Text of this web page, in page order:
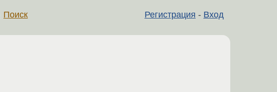
Регистрация - Вход
Поиск